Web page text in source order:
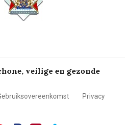
veilige en gezonde
Privacy